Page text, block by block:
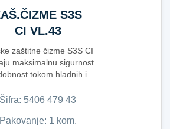
S3S
CI VL.43
zaštitne čizme S3S CI
maksimalnu sigurnost
tokom hladnih i
Šifra: 5​4​0​6​ ​4​7​9​ ​4​3​
Pakovanje: 1 kom.